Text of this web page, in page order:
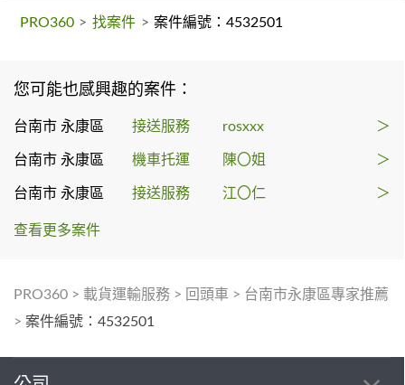
PRO360 > 找案件 > 案件編號：4532501
您可能也感興趣的案件：
台南市 永康區 接送服務 rosxxx ＞
台南市 永康區 機車托運 陳〇姐 ＞
台南市 永康區 接送服務 江〇仁 ＞
查看更多案件
PRO360 > 載貨運輸服務 > 回頭車 > 台南市永康區專家推薦
> 案件編號：4532501